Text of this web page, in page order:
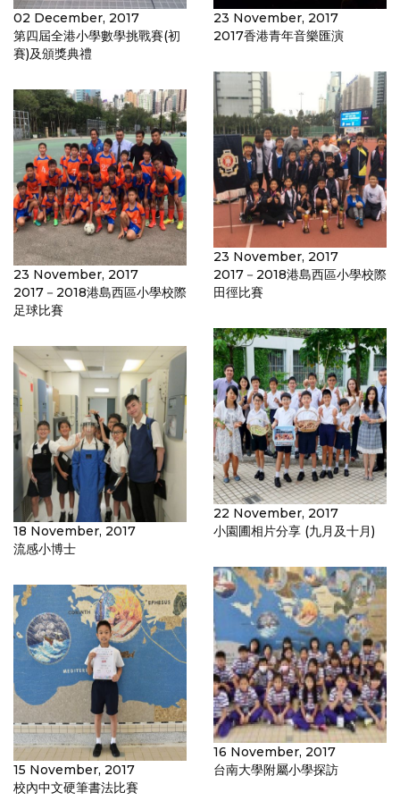
02 December, 2017
第四屆全港小學數學挑戰賽(初
賽)及頒獎典禮
23 November, 2017
2017香港青年音樂匯演
23 November, 2017
2017－2018港島西區小學校際
田徑比賽
23 November, 2017
2017－2018港島西區小學校際
足球比賽
22 November, 2017
小園圃相片分享 (九月及十月)
18 November, 2017
流感小博士
16 November, 2017
台南大學附屬小學探訪
15 November, 2017
校內中文硬筆書法比賽